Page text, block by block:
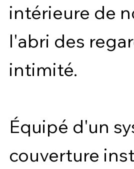
intérieure de
l'abri des
intimité.
Équipé d'un
couverture